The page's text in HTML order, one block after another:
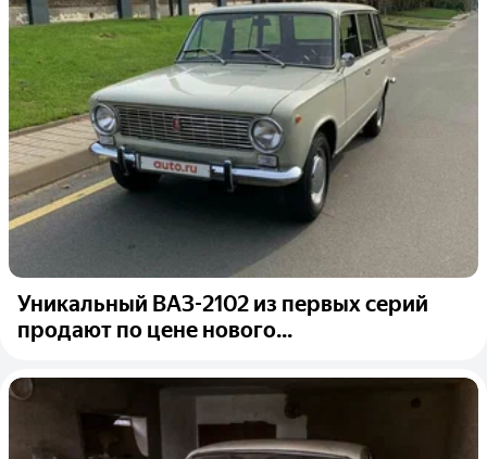
Уникальный ВАЗ-2102 из первых серий
продают по цене нового...